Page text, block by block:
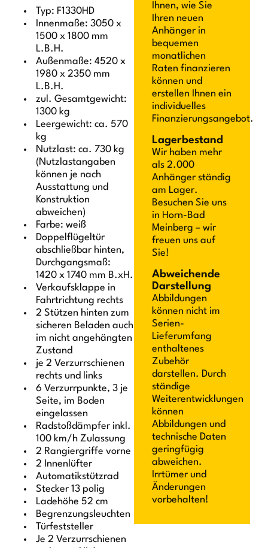
Typ: F1330HD
Innenmaße: 3050 x
1500 x 1800 mm
L.B.H.
Außenmaße: 4520 x
1980 x 2350 mm
L.B.H.
zul. Gesamtgewicht:
1300 kg
Leergewicht: ca. 570
kg
Nutzlast: ca. 730 kg
(Nutzlastangaben
können je nach
Ausstattung und
Konstruktion
abweichen)
Farbe: weiß
Doppelflügeltür
abschließbar hinten,
Durchgangsmaß:
1420 x 1740 mm B.xH.
Verkaufsklappe in
Fahrtrichtung rechts
2 Stützen hinten zum
sicheren Beladen auch
im nicht angehängten
Zustand
je 2 Verzurrschienen
rechts und links
6 Verzurrpunkte, 3 je
Seite, im Boden
eingelassen
Radstoßdämpfer inkl.
100 km/h Zulassung
2 Rangiergriffe vorne
2 Innenlüfter
Automatikstützrad
Stecker 13 polig
Ladehöhe 52 cm
Begrenzungsleuchten
Türfeststeller
Je 2 Verzurrschienen
Ihnen, wie Sie
Ihren neuen
Anhänger in
bequemen
monatlichen
Raten finanzieren
können und
erstellen Ihnen ein
individuelles
Finanzierungsangebot.
Lagerbestand
Wir haben mehr
als 2.000
Anhänger ständig
am Lager.
Besuchen Sie uns
in Horn-Bad
Meinberg – wir
freuen uns auf
Sie!
Abweichende
Darstellung
Abbildungen
können nicht im
Serien-
Lieferumfang
enthaltenes
Zubehör
darstellen. Durch
ständige
Weiterentwicklungen
können
Abbildungen und
technische Daten
geringfügig
abweichen.
Irrtümer und
Änderungen
vorbehalten!